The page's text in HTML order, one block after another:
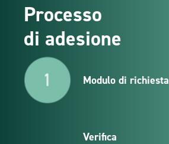
Processo
di adesione
Modulo di richiesta
Verifica